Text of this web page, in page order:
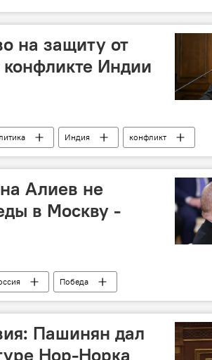
на защиту от
Индии
Индия
конфликт
Алиев не
в Москву -
Победа
Пашинян дал
Нор-Норка